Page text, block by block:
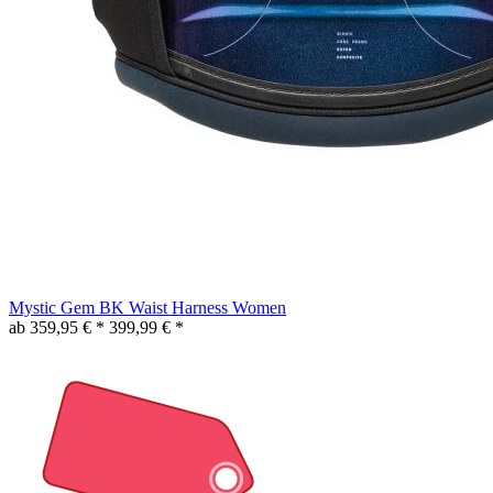
Mystic Gem BK Waist Harness Women
ab 359,95 € * 399,99 € *